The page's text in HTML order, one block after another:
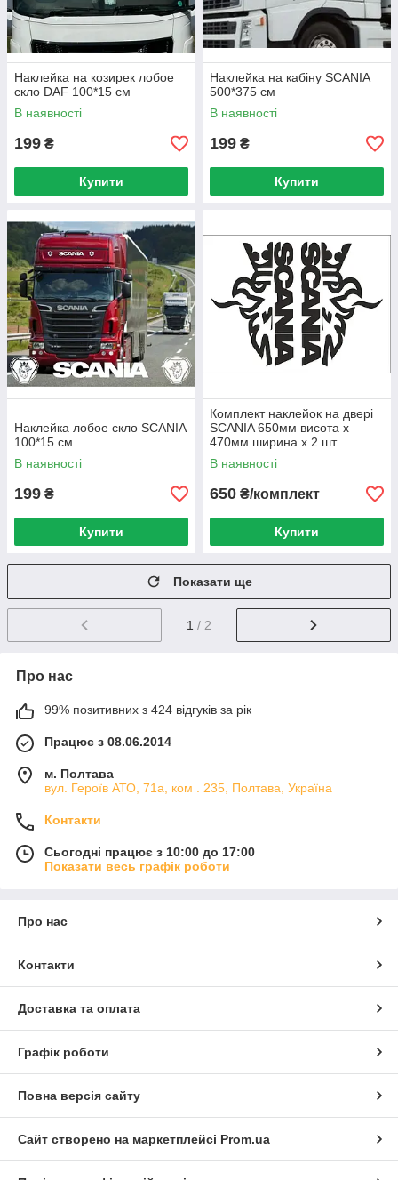
Наклейка на козирек лобое
скло DAF 100*15 см
В наявності
199 ₴
Купити
Наклейка на кабіну SCANIA
500*375 см
В наявності
199 ₴
Купити
Наклейка лобое скло SCANIA
100*15 см
В наявності
199 ₴
Купити
Комплект наклейок на двері
SCANIA 650мм висота х
470мм ширина х 2 шт.
В наявності
650 ₴/комплект
Купити
Показати ще
1 / 2
Про нас
99% позитивних з 424 відгуків за рік
Працює з 08.06.2014
м. Полтава
вул. Героїв АТО, 71а, ком . 235, Полтава, Україна
Контакти
Сьогодні працює з 10:00 до 17:00
Показати весь графік роботи
Про нас
Контакти
Доставка та оплата
Графік роботи
Повна версія сайту
Сайт створено на маркетплейсі Prom.ua